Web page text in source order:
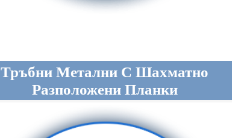
Тръбни Метални С Шахматно
Разположени Планки